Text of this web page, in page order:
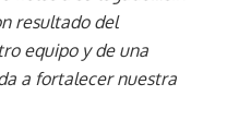
resultado del
equipo y de una
a fortalecer nuestra